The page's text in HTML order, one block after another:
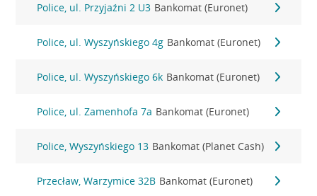
Police, ul. Przyjaźni 2 U3 Bankomat (Euronet)
Police, ul. Wyszyńskiego 4g Bankomat (Euronet)
Police, ul. Wyszyńskiego 6k Bankomat (Euronet)
Police, ul. Zamenhofa 7a Bankomat (Euronet)
Police, Wyszyńskiego 13 Bankomat (Planet Cash)
Przecław, Warzymice 32B Bankomat (Euronet)